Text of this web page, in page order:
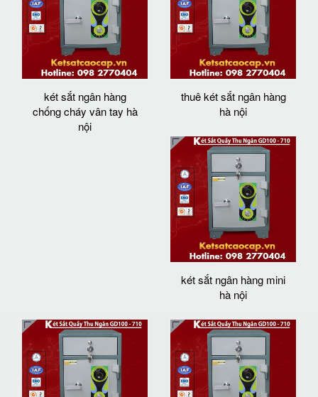
két sắt ngân hàng
chống cháy vân tay hà
nội
thuê két sắt ngân hàng
hà nội
két sắt ngân hàng mini
hà nội